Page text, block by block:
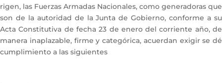
rigen, las Fuerzas Armadas Nacionales, como generadoras que
son de la autoridad de la Junta de Gobierno, conforme a su
Acta Constitutiva de fecha 23 de enero del corriente año, de
manera inaplazable, firme y categórica, acuerdan exigir se dé
cumplimiento a las siguientes